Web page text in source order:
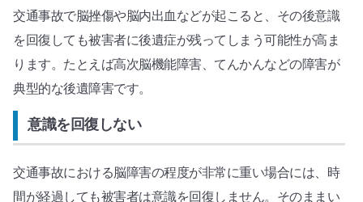
交通事故で脳挫傷や脳内出血などが起こると、その後意識
を回復しても被害者に後遺症が残ってしまう可能性が高ま
ります。たとえば高次脳機能障害、てんかんなどの障害が
典型的な後遺障害です。
意識を回復しない
交通事故における脳障害の程度が非常に重い場合には、時
間が経過しても被害者は意識を回復しません。そのままい